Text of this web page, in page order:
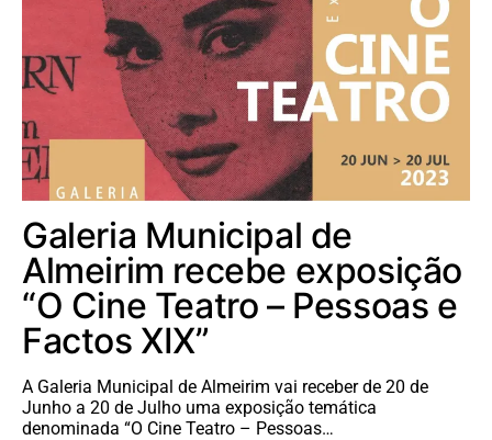
Galeria Municipal de
Almeirim recebe exposição
“O Cine Teatro – Pessoas e
Factos XIX”
A Galeria Municipal de Almeirim vai receber de 20 de
Junho a 20 de Julho uma exposição temática
denominada “O Cine Teatro – Pessoas…